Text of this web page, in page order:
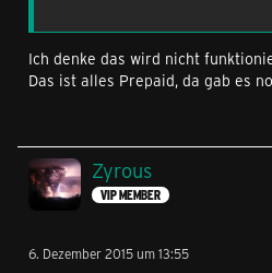
Ich denke das wird nicht
Das ist alles Prepaid, da gab es
Zyrous
VIP MEMBER
6. Dezember 2015 um 13:55